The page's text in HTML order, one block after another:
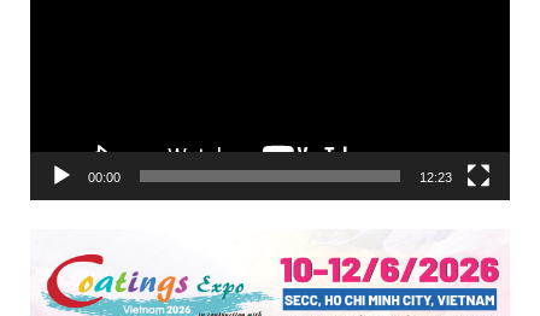
00:00 12:23